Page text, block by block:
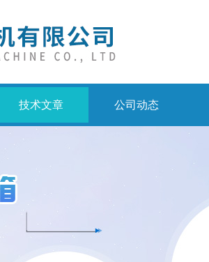
技术文章 公司动态